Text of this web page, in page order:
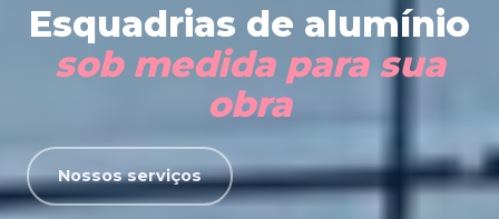
Esquadrias de alumínio
sob medida para sua
obra
Nossos serviços